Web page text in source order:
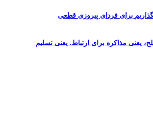
برای فردای پیروزی قطعی
یعنی مذاکره برای ارتباط. یعنی تسلیم